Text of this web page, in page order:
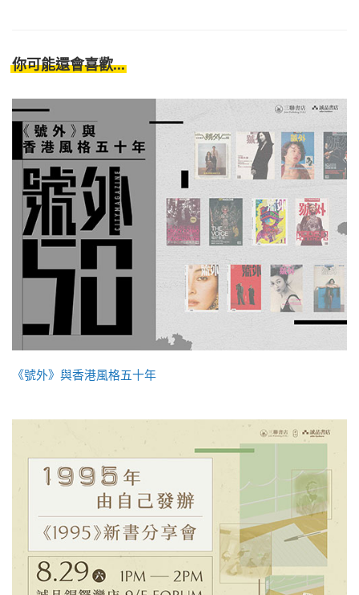
你可能還會喜歡...
《號外》與香港風格五十年